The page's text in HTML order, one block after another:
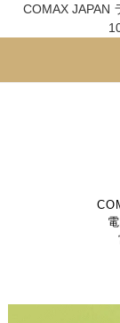
COMAX JAPAN